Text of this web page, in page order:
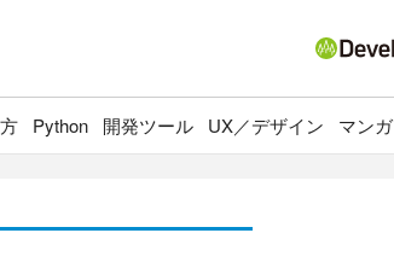
Python 開発ツール UX／デザイン マンガ